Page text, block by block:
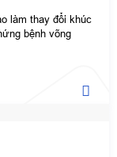
làm thay đổi khúc
bệnh võng